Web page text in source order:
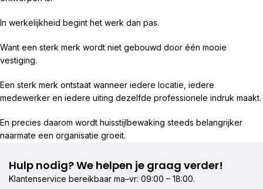
In werkelijkheid begint het werk dan pas.
Want een sterk merk wordt niet gebouwd door één mooie
vestiging.
Een sterk merk ontstaat wanneer iedere locatie, iedere
medewerker en iedere uiting dezelfde professionele indruk maakt.
En precies daarom wordt huisstijlbewaking steeds belangrijker
naarmate een organisatie groeit.
Hulp nodig? We helpen je graag verder!
Klantenservice bereikbaar ma–vr: 09:00 – 18:00.